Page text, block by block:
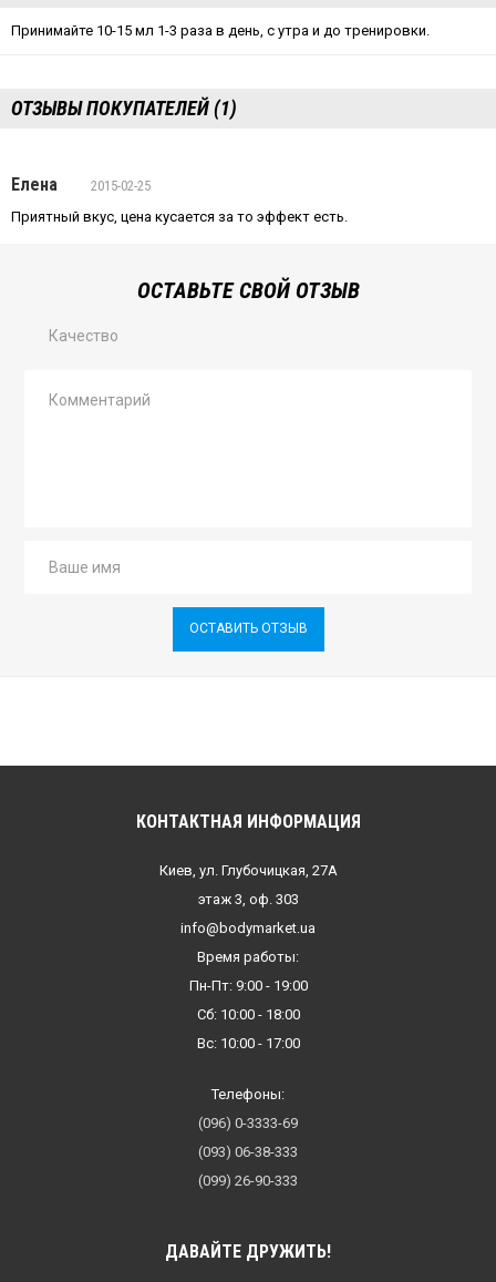
Принимайте 10-15 мл 1-3 раза в день, с утра и до тренировки.
ОТЗЫВЫ ПОКУПАТЕЛЕЙ (1)
Елена
2015-02-25
Приятный вкус, цена кусается за то эффект есть.
ОСТАВЬТЕ СВОЙ ОТЗЫВ
Качество
ОСТАВИТЬ ОТЗЫВ
КОНТАКТНАЯ ИНФОРМАЦИЯ
Киев, ул. Глубочицкая, 27А
этаж 3, оф. 303
info@bodymarket.ua
Время работы:
Пн-Пт: 9:00 - 19:00
Сб: 10:00 - 18:00
Вс: 10:00 - 17:00
Телефоны:
(096) 0-3333-69
(093) 06-38-333
(099) 26-90-333
ДАВАЙТЕ ДРУЖИТЬ!